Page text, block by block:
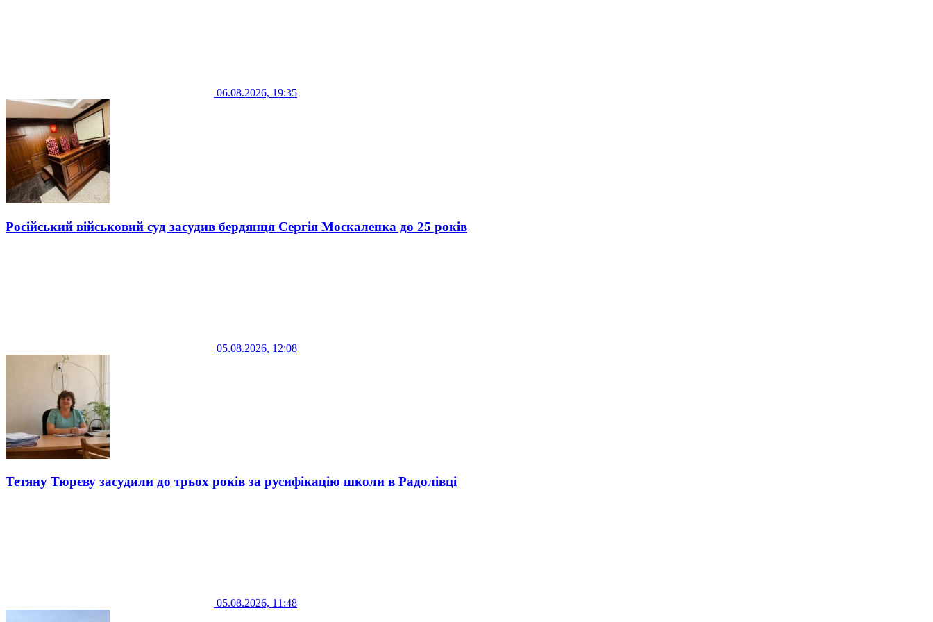
06.08.2026, 19:35
Російський військовий суд засудив бердянця Сергія Москаленка до 25 років
05.08.2026, 12:08
Тетяну Тюрєву засудили до трьох років за русифікацію школи в Радолівці
05.08.2026, 11:48